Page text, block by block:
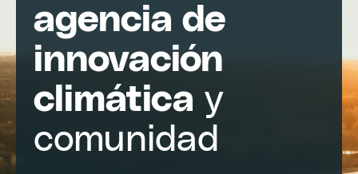
agencia de
innovación
climática y
comunidad